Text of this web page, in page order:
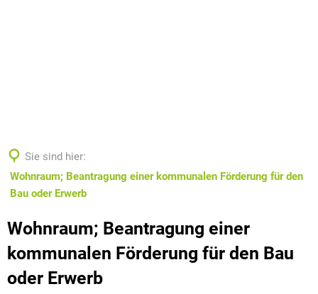
Sie sind hier:
Wohnraum; Beantragung einer kommunalen Förderung für den
Bau oder Erwerb
Wohnraum; Beantragung einer
kommunalen Förderung für den Bau
oder Erwerb